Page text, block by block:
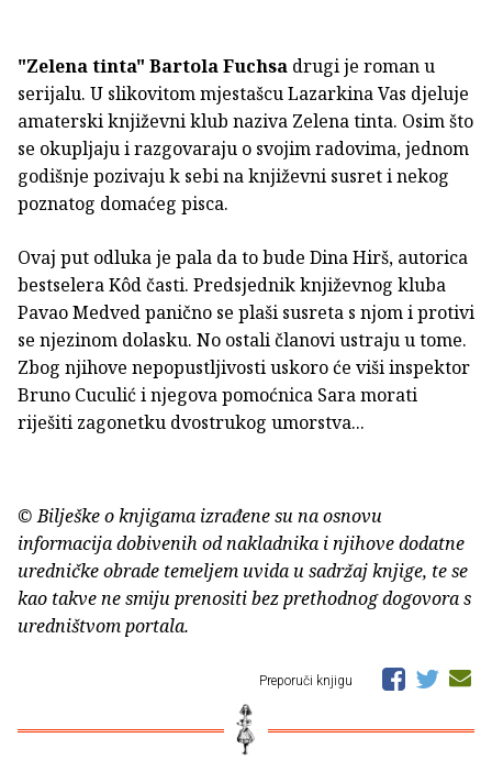
"Zelena tinta" Bartola Fuchsa drugi je roman u
serijalu. U slikovitom mjestašcu Lazarkina Vas djeluje
amaterski književni klub naziva Zelena tinta. Osim što
se okupljaju i razgovaraju o svojim radovima, jednom
godišnje pozivaju k sebi na književni susret i nekog
poznatog domaćeg pisca.
Ovaj put odluka je pala da to bude Dina Hirš, autorica
bestselera Kôd časti. Predsjednik književnog kluba
Pavao Medved panično se plaši susreta s njom i protivi
se njezinom dolasku. No ostali članovi ustraju u tome.
Zbog njihove nepopustljivosti uskoro će viši inspektor
Bruno Cuculić i njegova pomoćnica Sara morati
riješiti zagonetku dvostrukog umorstva...
© Bilješke o knjigama izrađene su na osnovu
informacija dobivenih od nakladnika i njihove dodatne
uredničke obrade temeljem uvida u sadržaj knjige, te se
kao takve ne smiju prenositi bez prethodnog dogovora s
uredništvom portala.
Preporuči knjigu